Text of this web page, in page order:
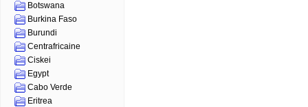
Botswana
Burkina Faso
Burundi
Centrafricaine
Ciskei
Egypt
Cabo Verde
Eritrea